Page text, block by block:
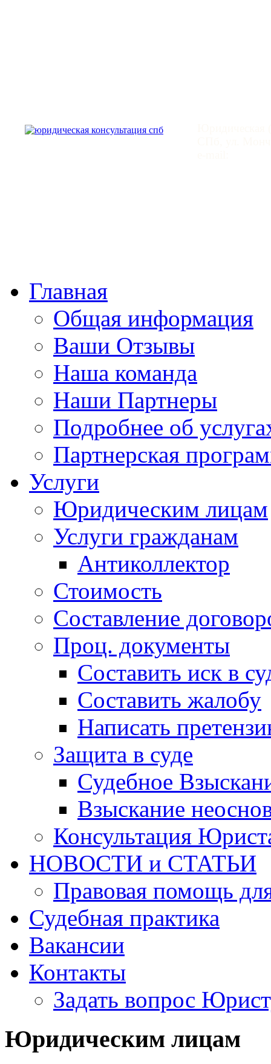
Главная
Общая информация
Ваши Отзывы
Наша команда
Наши Партнеры
Подробнее об
Партнерская
Услуги
Юридическим лицам
Услуги гражданам
Антиколлектор
Стоимость
Составление
Проц. документы
Составить иск в
Составить жалобу
Написать
Защита в суде
Судебное
Взыскание
Консультация
НОВОСТИ и СТАТЬИ
Правовая помощь
Судебная практика
Вакансии
Контакты
Задать вопрос
Юридическим лицам